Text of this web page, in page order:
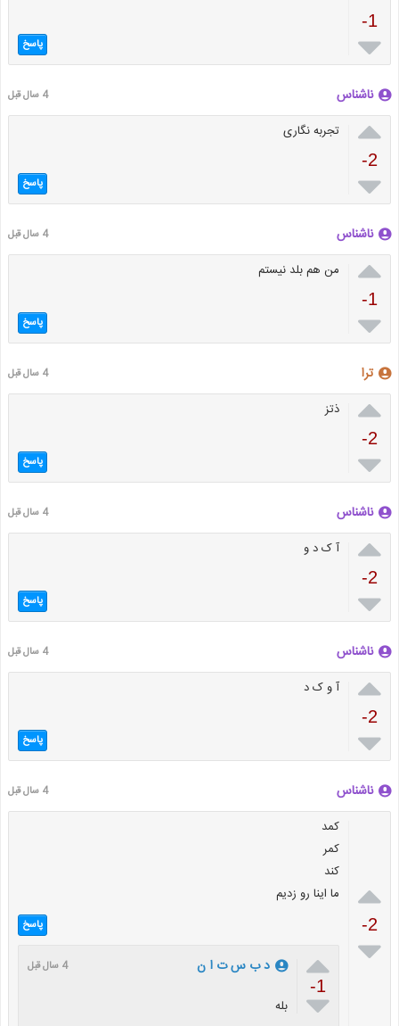
-1
 پاسخ
ناشناس 4 سال قبل

-2

تجربه نگاری
پاسخ
ناشناس 4 سال قبل

-1

من هم بلد نیستم
پاسخ
ترا 4 سال قبل

-2

ذتز
پاسخ
ناشناس 4 سال قبل

-2

آ ک د و
پاسخ
ناشناس 4 سال قبل

-2

آ و ک د
پاسخ
ناشناس 4 سال قبل

-2

کمد
کمر
کند
ما اینا رو زدیم
پاسخ

-1

د ب س ت ا ن 4 سال قبل
بله